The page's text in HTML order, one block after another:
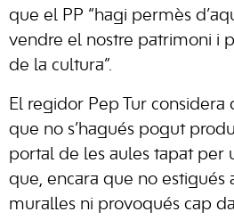
que el PP “hagi permès
vendre el nostre patrimoni i
de la cultura”.
El regidor Pep Tur considera
que no s’hagués pogut
portal de les aules tapat per
que, encara que no estigués
muralles ni provoqués cap